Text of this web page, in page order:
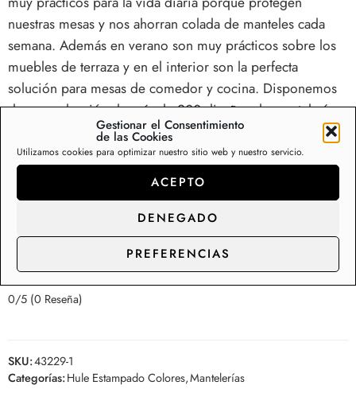
Gestionar el Consentimiento
de las Cookies
Utilizamos cookies para optimizar nuestro sitio web y nuestro servicio.
ACEPTO
DENEGADO
PREFERENCIAS
nuestras mesas y nos ahorran colada de manteles cada
semana. Además en verano son muy prácticos sobre los
muebles de terraza y en el interior son la perfecta
solución para mesas de comedor y cocina. Disponemos
de una colección de más de 200 diseños de mantelerías
de hule en Stock, con capacidad de suministro y
distribución para los clientes de gran consumo.
Somos fabricantes de rollos de hule y manteles,
contacte con nosotros para precios de
0/5
0/5 (0 Reseña)
SKU:43229-1
Categorías:Hule Estampado Colores,Mantelerías